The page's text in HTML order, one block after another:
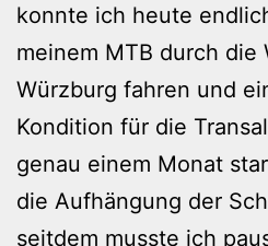
konnte ich heute
meinem MTB durch die
Würzburg fahren und
Kondition für die
genau einem Monat
die Aufhängung der
seitdem musste ich